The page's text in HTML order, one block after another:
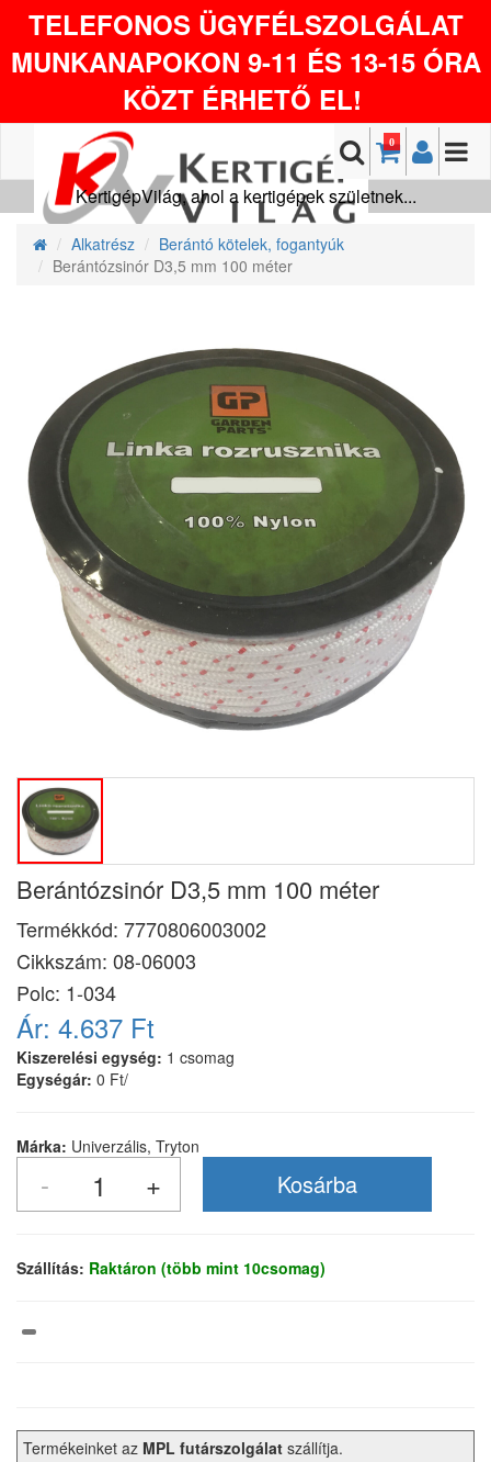
TELEFONOS ÜGYFÉLSZOLGÁLAT
MUNKANAPOKON 9-11 ÉS 13-15 ÓRA
KÖZT ÉRHETŐ EL!
0
KertigépVilág, ahol a kertigépek születnek...
Alkatrész
Berántó kötelek, fogantyúk
Berántózsinór D3,5 mm 100 méter
Berántózsinór D3,5 mm 100 méter
Termékkód: 7770806003002
Cikkszám: 08-06003
Polc: 1-034
Ár: 4.637 Ft
Kiszerelési egység: 1 csomag
Egységár: 0 Ft/
Márka: Univerzális, Tryton
Szállítás: Raktáron (több mint 10csomag)
Termékeinket az MPL futárszolgálat szállítja.